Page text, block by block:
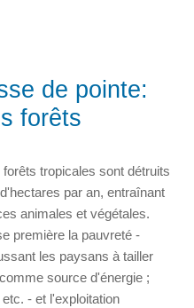
de pointe:
forêts
tropicales sont détruits
par an, entraînant
animales et végétales.
première la pauvreté -
les paysans à tailler
source d'énergie ;
- et l'exploitation